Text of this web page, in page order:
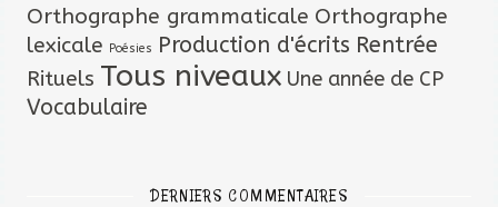
Orthographe grammaticale Orthographe
lexicale Poésies Production d'écrits Rentrée
Rituels Tous niveaux Une année de CP
Vocabulaire
DERNIERS COMMENTAIRES